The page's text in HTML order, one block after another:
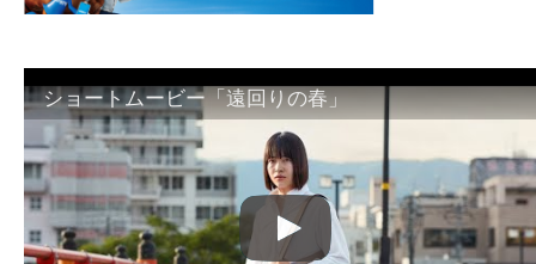
ショートムービー「遠回りの春」